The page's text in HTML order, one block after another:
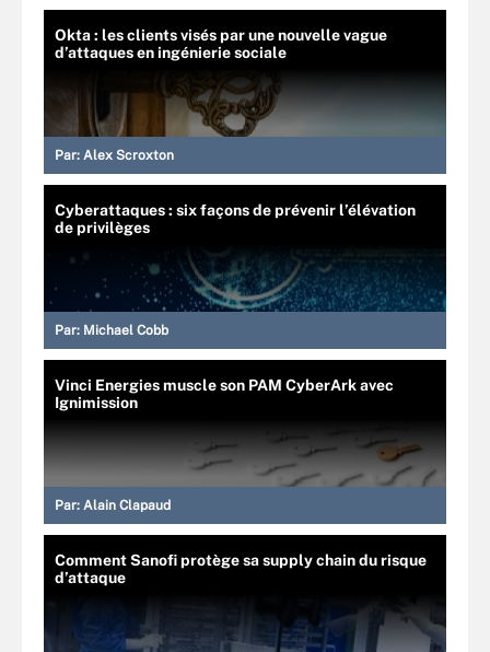
Okta : les clients visés par une nouvelle vague
d’attaques en ingénierie sociale
Par: Alex Scroxton
Cyberattaques : six façons de prévenir l’élévation
de privilèges
Par: Michael Cobb
Vinci Energies muscle son PAM CyberArk avec
Ignimission
Par: Alain Clapaud
Comment Sanofi protège sa supply chain du risque
d’attaque